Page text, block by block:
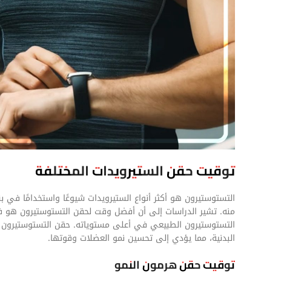
توقيت حقن الستيرويدات المختلفة
التستوستيرون هو أكثر أنواع الستيرويدات شيوعًا واستخدامًا
منه. تشير الدراسات إلى أن أفضل وقت لحقن التستوستيرون هو
التستوستيرون الطبيعي في أعلى مستوياته. حقن
البدنية، مما يؤدي إلى تحسين نمو العضلات وقوتها.
توقيت حقن هرمون النمو